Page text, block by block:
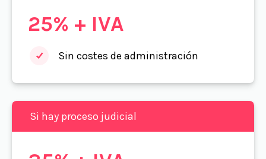
25% + IVA
Sin costes de administración
Si hay proceso judicial